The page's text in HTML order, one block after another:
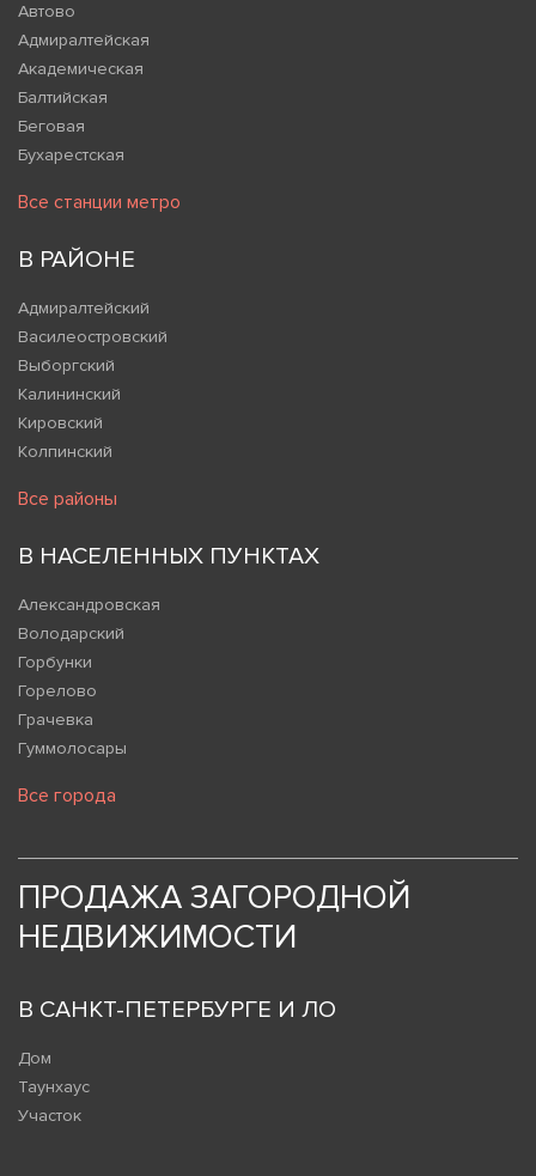
Автово
Адмиралтейская
Академическая
Балтийская
Беговая
Бухарестская
Все станции метро
В РАЙОНЕ
Адмиралтейский
Василеостровский
Выборгский
Калининский
Кировский
Колпинский
Все районы
В НАСЕЛЕННЫХ ПУНКТАХ
Александровская
Володарский
Горбунки
Горелово
Грачевка
Гуммолосары
Все города
ПРОДАЖА ЗАГОРОДНОЙ
НЕДВИЖИМОСТИ
В САНКТ-ПЕТЕРБУРГЕ И ЛО
Дом
Таунхаус
Участок